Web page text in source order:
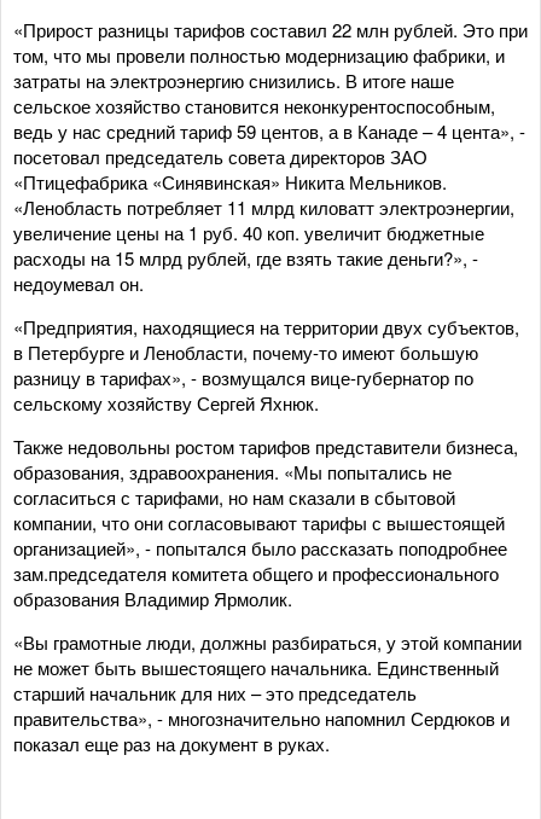
«Прирост разницы тарифов составил 22 млн рублей. Это при
том, что мы провели полностью модернизацию фабрики, и
затраты на электроэнергию снизились. В итоге наше
сельское хозяйство становится неконкурентоспособным,
ведь у нас средний тариф 59 центов, а в Канаде – 4 цента», -
посетовал председатель совета директоров ЗАО
«Птицефабрика «Синявинская» Никита Мельников.
«Ленобласть потребляет 11 млрд киловатт электроэнергии,
увеличение цены на 1 руб. 40 коп. увеличит бюджетные
расходы на 15 млрд рублей, где взять такие деньги?», -
недоумевал он.
«Предприятия, находящиеся на территории двух субъектов,
в Петербурге и Ленобласти, почему-то имеют большую
разницу в тарифах», - возмущался вице-губернатор по
сельскому хозяйству Сергей Яхнюк.
Также недовольны ростом тарифов представители бизнеса,
образования, здравоохранения. «Мы попытались не
согласиться с тарифами, но нам сказали в сбытовой
компании, что они согласовывают тарифы с вышестоящей
организацией», - попытался было рассказать поподробнее
зам.председателя комитета общего и профессионального
образования Владимир Ярмолик.
«Вы грамотные люди, должны разбираться, у этой компании
не может быть вышестоящего начальника. Единственный
старший начальник для них – это председатель
правительства», - многозначительно напомнил Сердюков и
показал еще раз на документ в руках.